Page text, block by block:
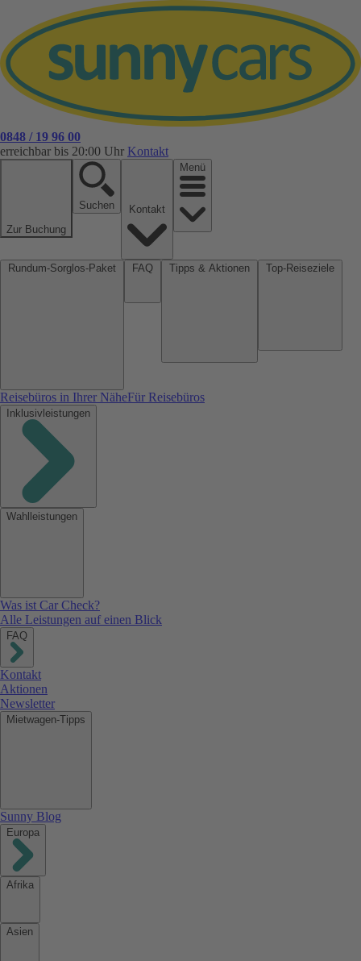
0848 / 19 96 00
erreichbar bis 20:00 Uhr Kontakt
Zur Buchung
Suchen
Menü
Reisebüros in Ihrer NäheFür Reisebüros
Inklusivleistungen
Wahlleistungen
Was ist Car Check?
Alle Leistungen auf einen Blick
FAQ
Kontakt
Aktionen
Newsletter
Mietwagen-Tipps
Sunny Blog
Europa
Afrika
Asien